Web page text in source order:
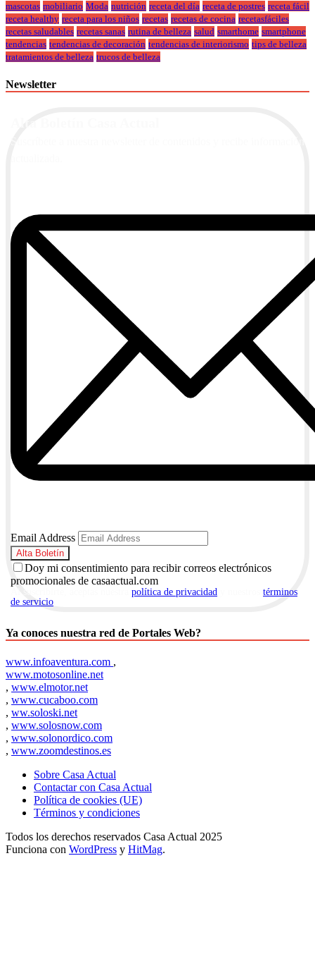
mascotas mobiliario Moda nutrición receta del día receta de postres receta fácil
receta healthy receta para los niños recetas recetas de cocina recetasfáciles
recetas saludables recetas sanas rutina de belleza salud smarthome smartphone
tendencias tendencias de decoración tendencias de interiorismo tips de belleza
tratamientos de belleza trucos de belleza
Newsletter
Email Address
Doy mi consentimiento para recibir correos electrónicos
promocionales de casaactual.com
política de privacidad
términos
de servicio
Ya conoces nuestra red de Portales Web?
www.infoaventura.com ,
www.motosonline.net
, www.elmotor.net
, www.cucaboo.com
, ww.soloski.net
, www.solosnow.com
, www.solonordico.com
, www.zoomdestinos.es
Sobre Casa Actual
Contactar con Casa Actual
Política de cookies (UE)
Términos y condiciones
Todos los derechos reservados Casa Actual 2025
Funciona con WordPress y HitMag.